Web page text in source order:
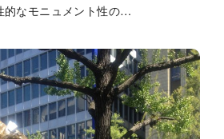
的なモニュメント性の…